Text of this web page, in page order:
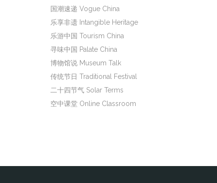
国潮速递 Vogue China
乐享非遗 Intangible Heritage
乐游中国 Tourism China
寻味中国 Palate China
博物馆说 Museum Talk
传统节日 Traditional Festival
二十四节气 Solar Terms
空中课堂 Online Classroom